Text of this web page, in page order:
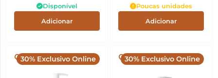
Disponível
Adicionar
Poucas unidades
Adicionar
30% Exclusivo Online 30% Exclusivo Online